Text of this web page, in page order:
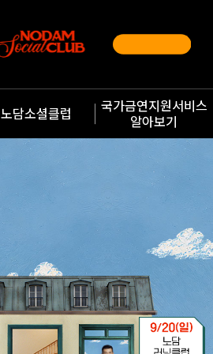
노담소셜클럽
국가금연지원서비스
알아보기